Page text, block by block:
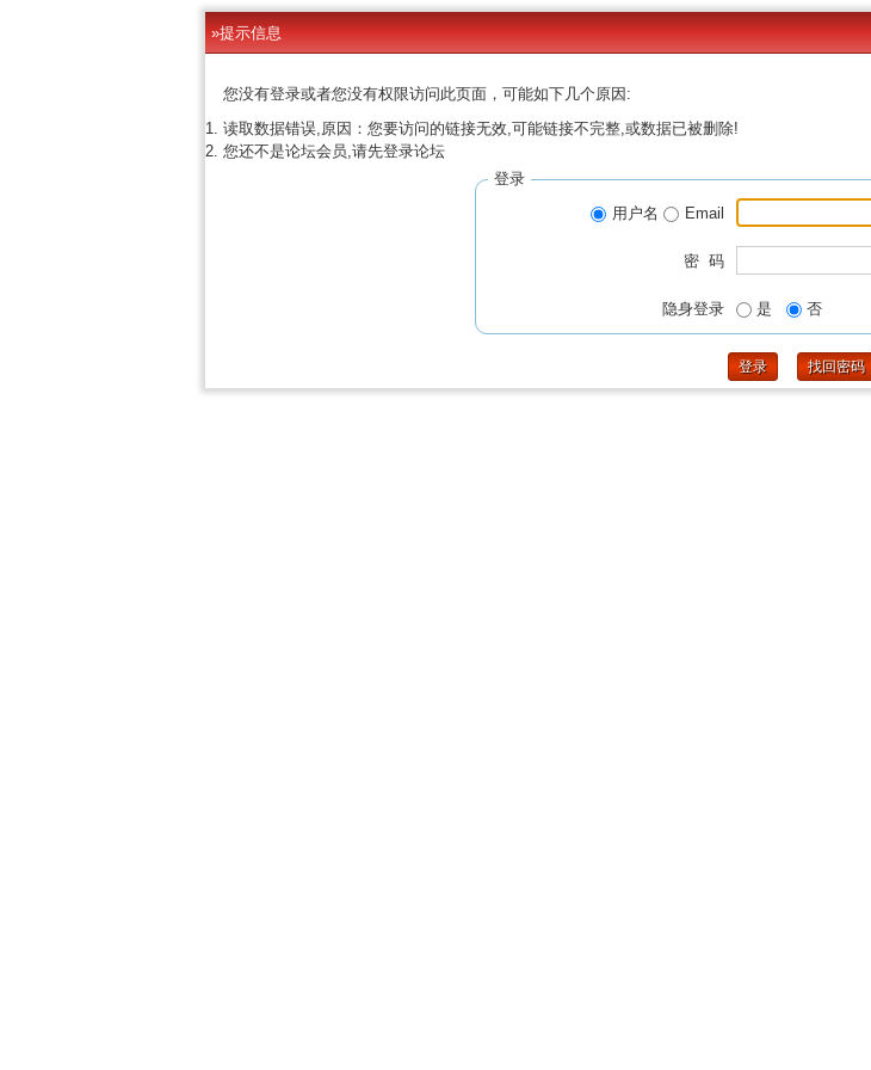
»提示信息
您没有登录或者您没有权限访问此页面，可能如下几个原因:
读取数据错误,原因：您要访问的链接无效,可能链接不完整,或数据已被删除!
您还不是论坛会员,请先登录论坛
登录
用户名
Email
密 码
隐身登录 是 否